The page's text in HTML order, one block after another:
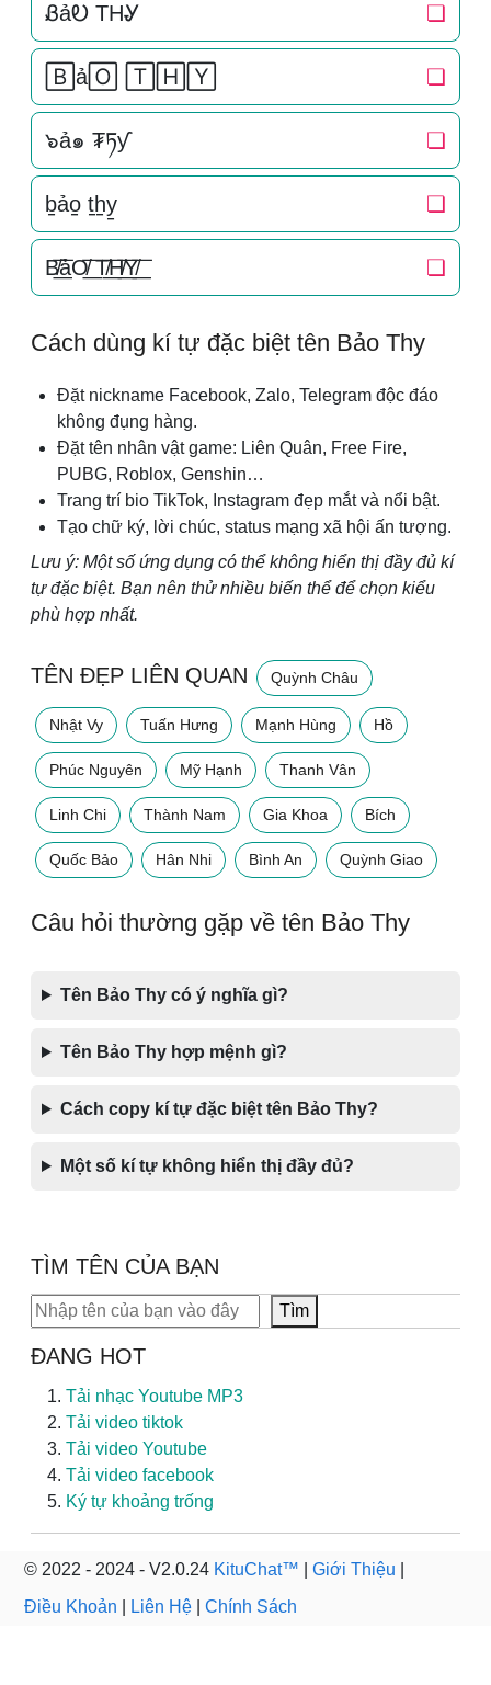
ᏰảᎧ THᎽ ❏
🄱ả🄾 🅃🄷🅈 ❏
๖ả๑ ₮ཏƴ ❏
b̠ảo̠ t̠h̠y̠ ❏
B̸͟͞ảO̸͟͞ T̸͟͞H̸͟͞Y̸͟͞ ❏
Cách dùng kí tự đặc biệt tên Bảo Thy
Đặt nickname Facebook, Zalo, Telegram độc đáo
không đụng hàng.
Đặt tên nhân vật game: Liên Quân, Free Fire,
PUBG, Roblox, Genshin…
Trang trí bio TikTok, Instagram đẹp mắt và nổi bật.
Tạo chữ ký, lời chúc, status mạng xã hội ấn tượng.
Lưu ý: Một số ứng dụng có thể không hiển thị đầy đủ kí
tự đặc biệt. Bạn nên thử nhiều biến thể để chọn kiểu
phù hợp nhất.
TÊN ĐẸP LIÊN QUAN Quỳnh Châu
Nhật Vy Tuấn Hưng Mạnh Hùng Hồ
Phúc Nguyên Mỹ Hạnh Thanh Vân
Linh Chi Thành Nam Gia Khoa Bích
Quốc Bảo Hân Nhi Bình An Quỳnh Giao
Câu hỏi thường gặp về tên Bảo Thy
Tên Bảo Thy có ý nghĩa gì?
Tên Bảo Thy hợp mệnh gì?
Cách copy kí tự đặc biệt tên Bảo Thy?
Một số kí tự không hiển thị đầy đủ?
TÌM TÊN CỦA BẠN
Tìm kiếm Tìm
ĐANG HOT
Tải nhạc Youtube MP3
Tải video tiktok
Tải video Youtube
Tải video facebook
Ký tự khoảng trống
© 2022 - 2024 - V2.0.24 KituChat™ Giới Thiệu
Điều Khoản
Liên Hệ Chính Sách